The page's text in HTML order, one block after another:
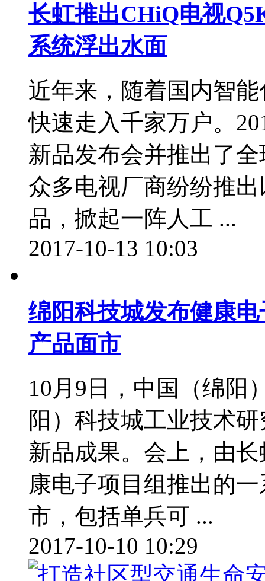
长虹推出CHiQ电视
系统浮出水面
近年来，随着国内智
快速走入千家万户。
新品发布会并推出了
众多电视厂商纷纷推
品，掀起一阵人工 ...
2017-10-13 10:03
绵阳科技城发布健康
产品面市
10月9日，中国（绵阳
阳）科技城工业技术
新品成果。会上，由
康电子项目组推出的
市，包括单兵可 ...
2017-10-10 10:29